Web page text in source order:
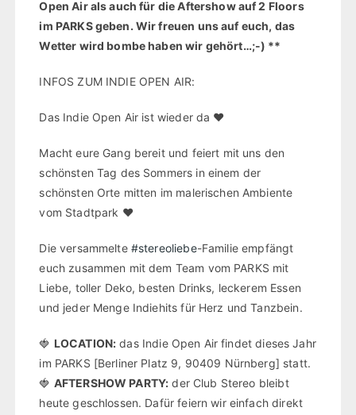
Open Air als auch für die Aftershow auf 2 Floors
im PARKS geben. Wir freuen uns auf euch, das
Wetter wird bombe haben wir gehört…;-) **
INFOS ZUM INDIE OPEN AIR:
Das Indie Open Air ist wieder da ❤️
Macht eure Gang bereit und feiert mit uns den
schönsten Tag des Sommers in einem der
schönsten Orte mitten im malerischen Ambiente
vom Stadtpark ❤️
Die versammelte #stereoliebe-Familie empfängt
euch zusammen mit dem Team vom PARKS mit
Liebe, toller Deko, besten Drinks, leckerem Essen
und jeder Menge Indiehits für Herz und Tanzbein.
🍓 LOCATION: das Indie Open Air findet dieses Jahr
im PARKS [Berliner Platz 9, 90409 Nürnberg] statt.
🍓 AFTERSHOW PARTY: der Club Stereo bleibt
heute geschlossen. Dafür feiern wir einfach direkt